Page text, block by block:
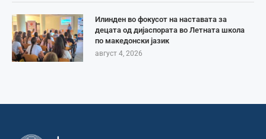
Илинден во фокусот на наставата за
децата од дијаспората во Летната школа
по македонски јазик
август 4, 2026